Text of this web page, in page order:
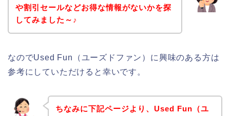
や割引セールなどお得な情報がないかを探
してみました～♪
なのでUsed Fun（ユーズドファン）に興味のある方は
参考にしていただけると幸いです。
ちなみに下記ページより、Used Fun（ユ